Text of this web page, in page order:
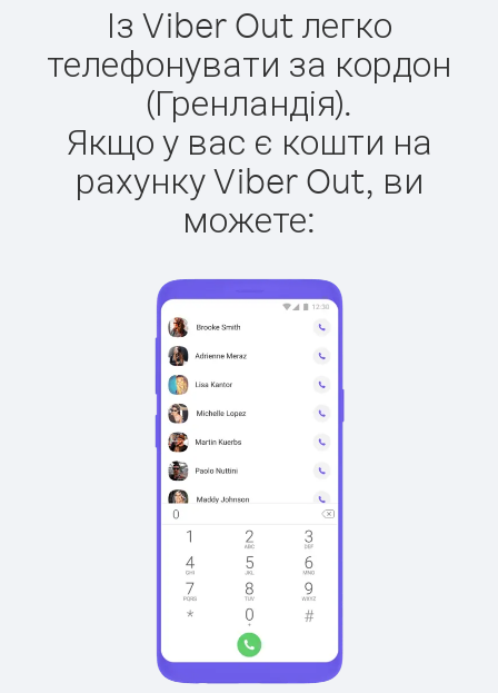
Із Viber Out легко
телефонувати за кордон
(Гренландія).
Якщо у вас є кошти на
рахунку Viber Out, ви
можете: